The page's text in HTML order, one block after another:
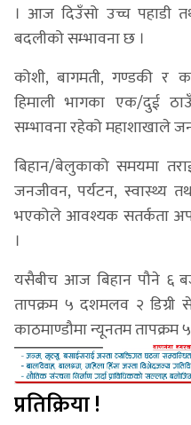
। आज दिउँसो उच्च पहाडी
बदलीको सम्भावना छ ।
कोशी, बागमती, गण्डकी र
हिमाली भागका एक/दुई
सम्भावना रहेको महाशाखाले
बिहान/बेलुकाको समयमा
जनजीवन, पर्यटन, स्वास्थ्य
भएकोले आवश्यक सतर्कता
।
यसैबीच आज बिहान पौने ६
तापक्रम ५ दशमलव २
काठमाण्डौमा न्यूनतम तापक्रम
प्रतिक्रिया !